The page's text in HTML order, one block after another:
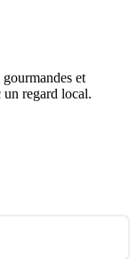
et
regard local.